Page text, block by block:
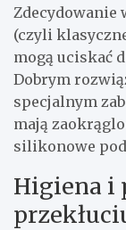
Zdecydowanie
(czyli
mogą uciskać
Dobrym
specjalnym
mają
silikonowe
Higiena i